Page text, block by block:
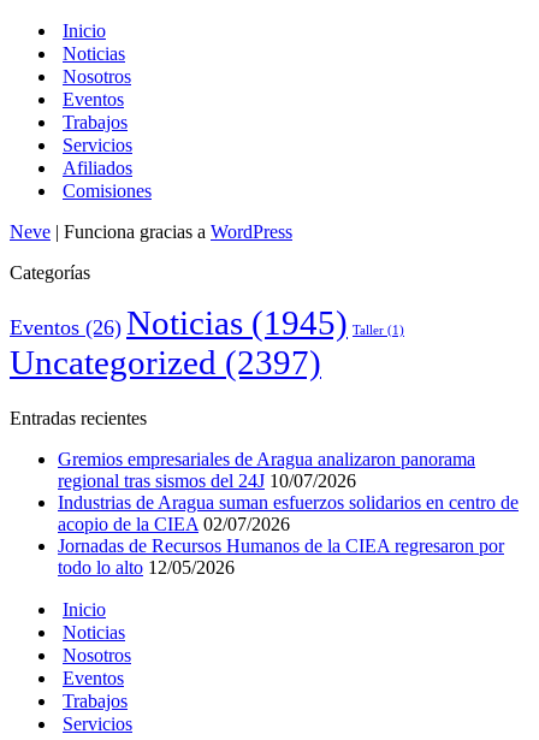
Inicio
Noticias
Nosotros
Eventos
Trabajos
Servicios
Afiliados
Comisiones
Neve | Funciona gracias a WordPress
Categorías
Eventos (26) Noticias (1945) Taller (1)
Uncategorized (2397)
Entradas recientes
Gremios empresariales de Aragua analizaron panorama
regional tras sismos del 24J 10/07/2026
Industrias de Aragua suman esfuerzos solidarios en centro de
acopio de la CIEA 02/07/2026
Jornadas de Recursos Humanos de la CIEA regresaron por
todo lo alto 12/05/2026
Inicio
Noticias
Nosotros
Eventos
Trabajos
Servicios